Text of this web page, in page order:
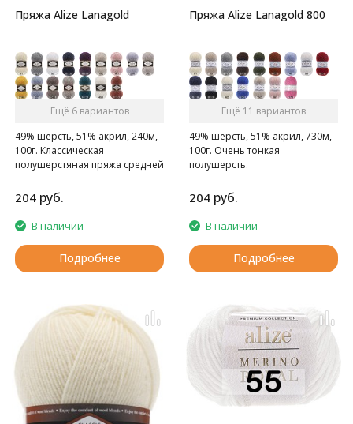
Пряжа Alize Lanagold
Ещё 6 вариантов
49% шерсть, 51% акрил, 240м,
100г. Классическая
полушерстяная пряжа средней
204 руб.
В наличии
Подробнее
Пряжа Alize Lanagold 800
Ещё 11 вариантов
49% шерсть, 51% акрил, 730м,
100г. Очень тонкая
полушерсть.
204 руб.
В наличии
Подробнее